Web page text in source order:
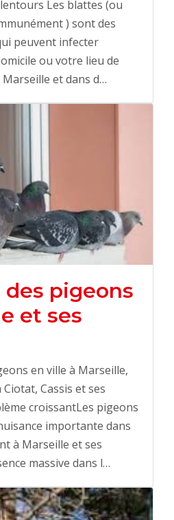
Les blattes (ou
) sont des
peuvent infecter
ou votre lieu de
et dans d…
des pigeons
et ses
en ville à Marseille,
Cassis et ses
croissantLes pigeons
importante dans
à Marseille et ses
massive dans l…